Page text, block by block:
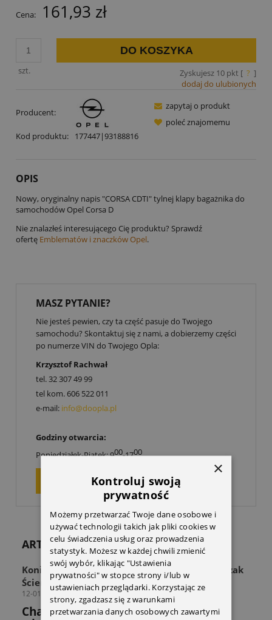
Cena: 161,93 zł
szt.
DO KOSZYKA
Zyskujesz 10pkt [ ? ]
dodaj do ulubionych
Producent:
Kod produktu: 177447|93188816
zapytaj o produkt
poleć znajomemu
OPIS
Nowy, oryginalny napis "CORSA CDTI" tylnej klapy bagażnika do
samochodów Opel Corsa D
Nie znalazłeś interesującego Cię produktu? Sprawdź
ofertę Emblematów i znaczków Opel.
MASZ PYTANIE?
Nie jesteś pewien, czy ta część pasuje do Twojego
samochodu? Skontaktuj się z nami, a dobierzemy części
po numerze VIN do Twojego Opla:
Krzysztof Rachwał
tel.32 307 49 99
tel kom.606 522 011
e-mail: info@doopla.pl
Godziny otwarcia:
Poniedziałek-Piątek: 900-1700
ZAPYTAJ O PRODUKT
ARTYKUŁY
Koniec z zagraconą przestrzenią! Odkryj Wieszak
Ścienny THULE Wall Hanger
12-01-2026
Chaos w strefie sprzętu? Sprawdź jak
×
Kontroluj swoją
prywatność
Możemy przetwarzać Twoje dane osobowe i
używać technologii takich jak pliki cookies w
celu świadczenia usług oraz prowadzenia
statystyk. Możesz w każdej chwili zmienić
swój wybór, klikając "Ustawienia
prywatności" w stopce strony i/lub w
ustawieniach przeglądarki. Korzystając ze
strony, zgadzasz się z warunkami
przetwarzania danych osobowych zawartymi